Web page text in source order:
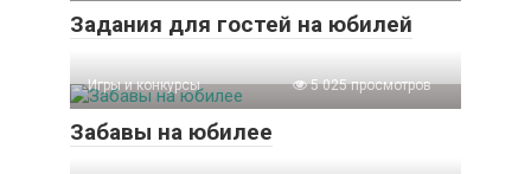
Задания для гостей на юбилей
Игры и конкурсы 5 025 просмотров
Забавы на юбилее